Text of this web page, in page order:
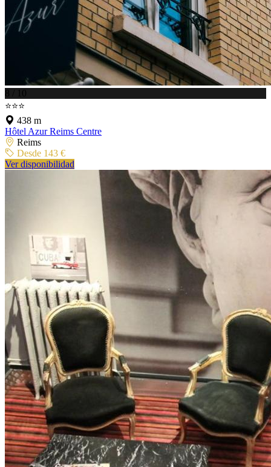
8 / 10
⭐⭐⭐
438 m
Hôtel Azur Reims Centre
Reims
Desde 143 €
Ver disponibilidad